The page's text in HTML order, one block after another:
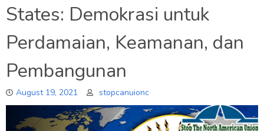
States: Demokrasi untuk
Perdamaian, Keamanan, dan
Pembangunan
August 19, 2021 stopcanuionc